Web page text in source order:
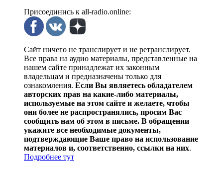
Присоединись к all-radio.online:
Сайт ничего не транслирует и не ретранслирует.
Все права на аудио материалы, представленные на
нашем сайте принадлежат их законным
владельцам и предназначены только для
ознакомления. Если Вы являетесь обладателем
авторских прав на какие-либо материалы,
используемые на этом сайте и желаете, чтобы
они более не распространялись, просим Вас
сообщить нам об этом в письме. В обращении
укажите все необходимые документы,
подтверждающие Ваше право на использование
материалов и, соответственно, ссылки на них.
Подробнее тут